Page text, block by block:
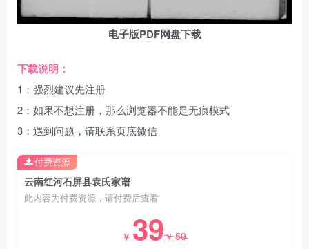
电子版PDF网盘下载
下载说明：
1：强烈建议先注册
2：如果不想注册，那么浏览器不能是无痕模式
3：遇到问题，请联系页底微信
云南红河石屏县袁氏家谱
此内容为付费资源，请付费后查看
￥ 39￥59
付费资源